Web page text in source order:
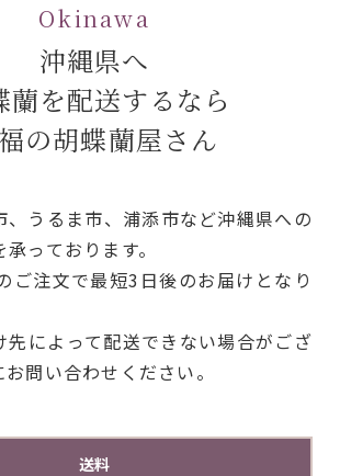
Okinawa
沖縄県へ
蘭を配送するなら
の胡蝶蘭屋さん
、うるま市、浦添市など沖縄県への
っております。
ご注文で最短3日後のお届けとなり
によって配送できない場合がござ
問い合わせください。
送料